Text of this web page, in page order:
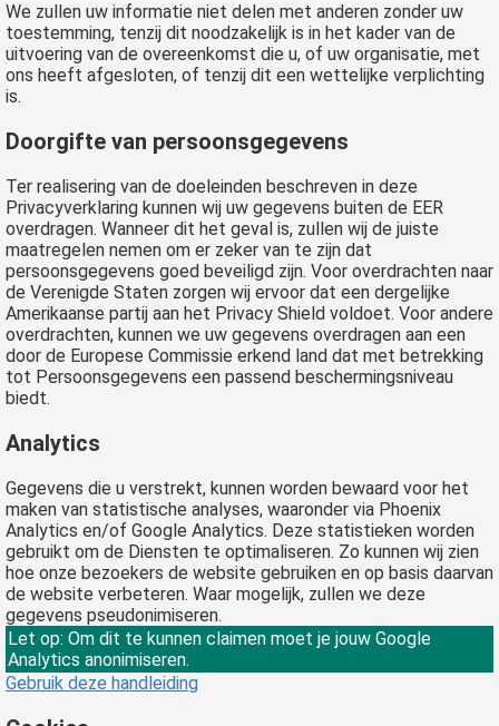
We zullen uw informatie niet delen met anderen zonder uw
toestemming, tenzij dit noodzakelijk is in het kader van de
uitvoering van de overeenkomst die u, of uw organisatie, met
ons heeft afgesloten, of tenzij dit een wettelijke verplichting
is.
Doorgifte van persoonsgegevens
Ter realisering van de doeleinden beschreven in deze
Privacyverklaring kunnen wij uw gegevens buiten de EER
overdragen. Wanneer dit het geval is, zullen wij de juiste
maatregelen nemen om er zeker van te zijn dat
persoonsgegevens goed beveiligd zijn. Voor overdrachten naar
de Verenigde Staten zorgen wij ervoor dat een dergelijke
Amerikaanse partij aan het Privacy Shield voldoet. Voor andere
overdrachten, kunnen we uw gegevens overdragen aan een
door de Europese Commissie erkend land dat met betrekking
tot Persoonsgegevens een passend beschermingsniveau
biedt.
Analytics
Gegevens die u verstrekt, kunnen worden bewaard voor het
maken van statistische analyses, waaronder via Phoenix
Analytics en/of Google Analytics. Deze statistieken worden
gebruikt om de Diensten te optimaliseren. Zo kunnen wij zien
hoe onze bezoekers de website gebruiken en op basis daarvan
de website verbeteren. Waar mogelijk, zullen we deze
gegevens pseudonimiseren.
Let op: Om dit te kunnen claimen moet je jouw Google
Analytics anonimiseren.
Gebruik deze handleiding